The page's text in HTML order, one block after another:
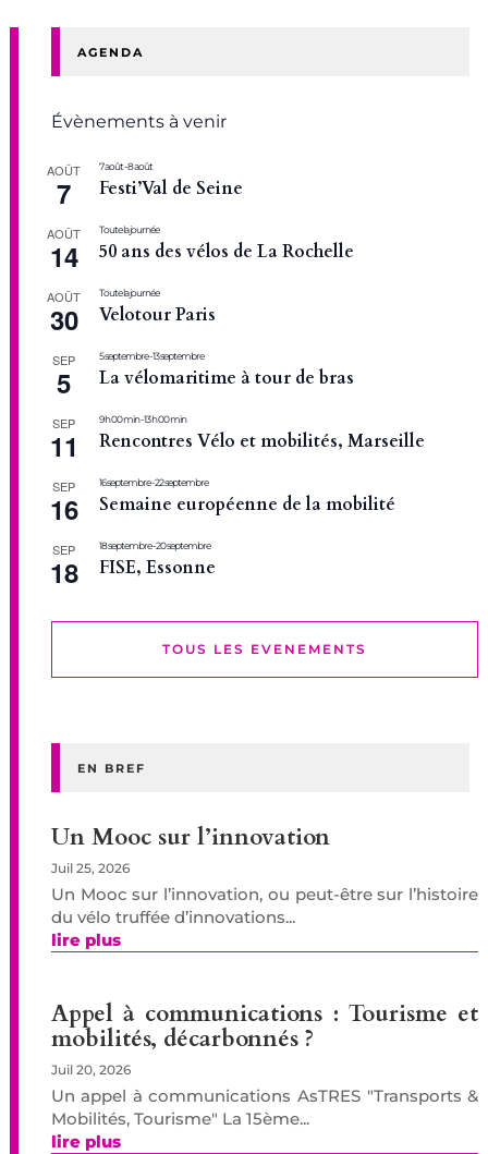
AGENDA
Évènements à venir
AOÛT
7
7 août-8 août
Festi’Val de Seine
AOÛT
14
Toute la journée
50 ans des vélos de La Rochelle
AOÛT
30
Toute la journée
Velotour Paris
SEP
5
5 septembre-13 septembre
La vélomaritime à tour de bras
SEP
11
9 h 00 min-13 h 00 min
Rencontres Vélo et mobilités, Marseille
SEP
16
16 septembre-22 septembre
Semaine européenne de la mobilité
SEP
18
18 septembre-20 septembre
FISE, Essonne
TOUS LES EVENEMENTS
EN BREF
Un Mooc sur l’innovation
Juil 25, 2026
Un Mooc sur l’innovation, ou peut-être sur l’histoire
du vélo truffée d’innovations...
lire plus
Appel à communications : Tourisme et
mobilités, décarbonnés ?
Juil 20, 2026
Un appel à communications AsTRES "Transports &
Mobilités, Tourisme" La 15ème...
lire plus